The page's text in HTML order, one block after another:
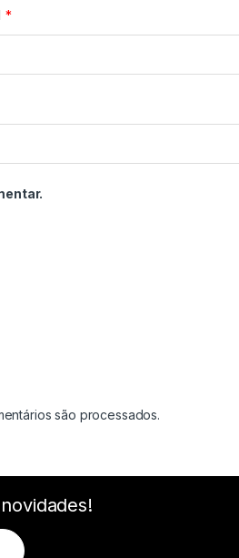
*
são processados.